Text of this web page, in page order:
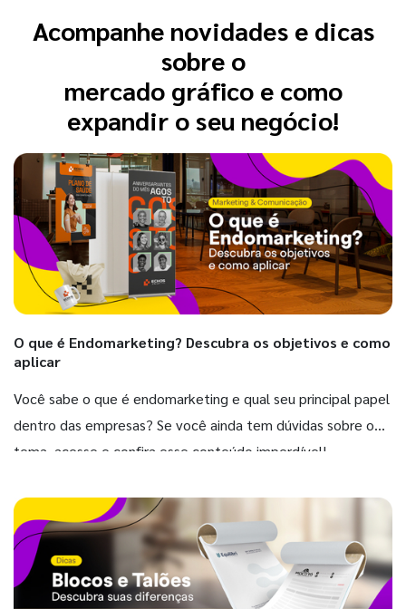
Acompanhe novidades e dicas
sobre o
mercado gráfico e como
expandir o seu negócio!
O que é Endomarketing? Descubra os objetivos e como
aplicar
Você sabe o que é endomarketing e qual seu principal papel
dentro das empresas? Se você ainda tem dúvidas sobre o
tema, acesse e confira esse conteúdo imperdível!